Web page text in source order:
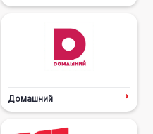
Домашний